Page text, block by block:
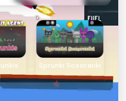
Sprunki Sosoranki